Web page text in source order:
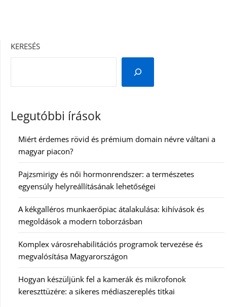
KERESÉS
Legutóbbi írások
Miért érdemes rövid és prémium domain névre váltani a
magyar piacon?
Pajzsmirigy és női hormonrendszer: a természetes
egyensúly helyreállításának lehetőségei
A kékgalléros munkaerőpiac átalakulása: kihívások és
megoldások a modern toborzásban
Komplex városrehabilitációs programok tervezése és
megvalósítása Magyarországon
Hogyan készüljünk fel a kamerák és mikrofonok
kereszttüzére: a sikeres médiaszereplés titkai